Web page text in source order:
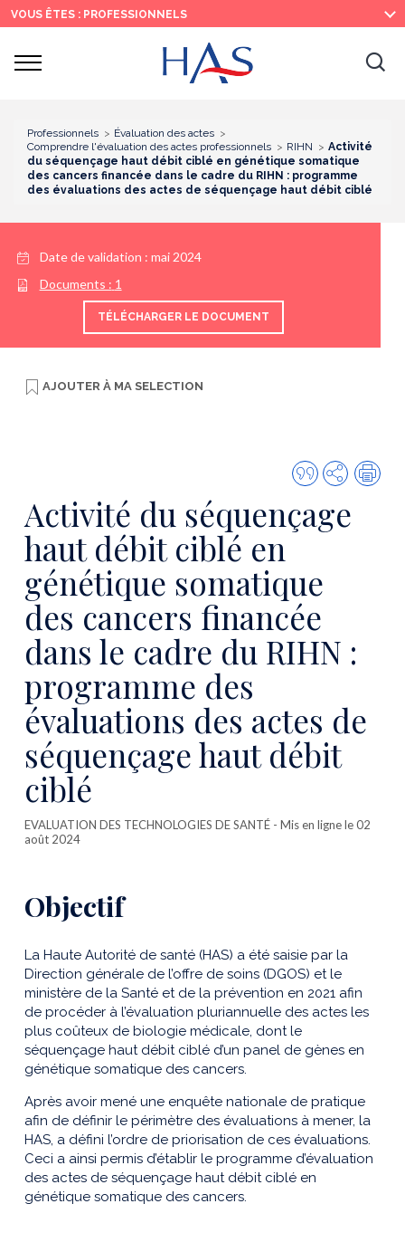
Recherche
Menu
principal
Contenu
principal
VOUS ÊTES : PROFESSIONNELS
Ouvrir
Professionnels
Évaluation des actes
Comprendre l'évaluation des actes professionnels
RIHN
Activité
du séquençage haut débit ciblé en génétique somatique
des cancers financée dans le cadre du RIHN : programme
des évaluations des actes de séquençage haut débit ciblé
Date de validation : mai 2024
Documents : 1
TÉLÉCHARGER LE DOCUMENT
AJOUTER À MA SELECTION
Citer
cette
publication
Partager
Activité du séquençage
haut débit ciblé en
génétique somatique
des cancers financée
dans le cadre du RIHN :
programme des
évaluations des actes de
séquençage haut débit
ciblé
EVALUATION DES TECHNOLOGIES DE SANTÉ - Mis en ligne le 02
août 2024
Objectif
La Haute Autorité de santé (HAS) a été saisie par la
Direction générale de l’offre de soins (DGOS) et le
ministère de la Santé et de la prévention en 2021 afin
de procéder à l’évaluation pluriannuelle des actes les
plus coûteux de biologie médicale, dont le
séquençage haut débit ciblé d’un panel de gènes en
génétique somatique des cancers.
Après avoir mené une enquête nationale de pratique
afin de définir le périmètre des évaluations à mener, la
HAS, a défini l’ordre de priorisation de ces évaluations.
Ceci a ainsi permis d’établir le programme d’évaluation
des actes de séquençage haut débit ciblé en
génétique somatique des cancers.